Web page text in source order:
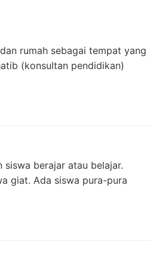
rumah sebagai tempat yang
(konsultan pendidikan)
berajar atau belajar.
giat. Ada siswa pura-pura